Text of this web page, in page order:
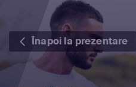
Înapoi la prezentare